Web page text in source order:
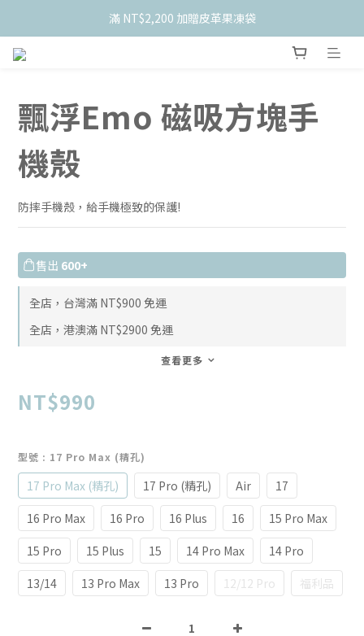
    新會員限定！加入官網會員現折 $50
滿 NT$2,200 加贈皮革果凍袋
飄浮Emo 磁吸方塊手
機殼
防摔手機殼，給手機極致的保護!
售出 600+
全店，台灣滿 NT$900 免運
全店，港澳滿 NT$2900 免運
查看更多
NT$990
型號 : 17 Pro Max (精孔)
17 Pro Max (精孔) 17 Pro (精孔) Air
17
16 Pro Max
16 Pro 16 Plus 16
15 Pro Max
15 Pro
15 Plus 15 14 Pro Max
14 Pro
13/14
13 Pro Max 13 Pro 12/12 Pro 福利品